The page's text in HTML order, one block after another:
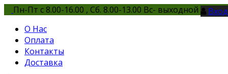
Пн-Пт с 8.00-16.00 , Сб. 8.00-13.00 Вс- выходной Вход
О Нас
Оплата
Контакты
Доставка